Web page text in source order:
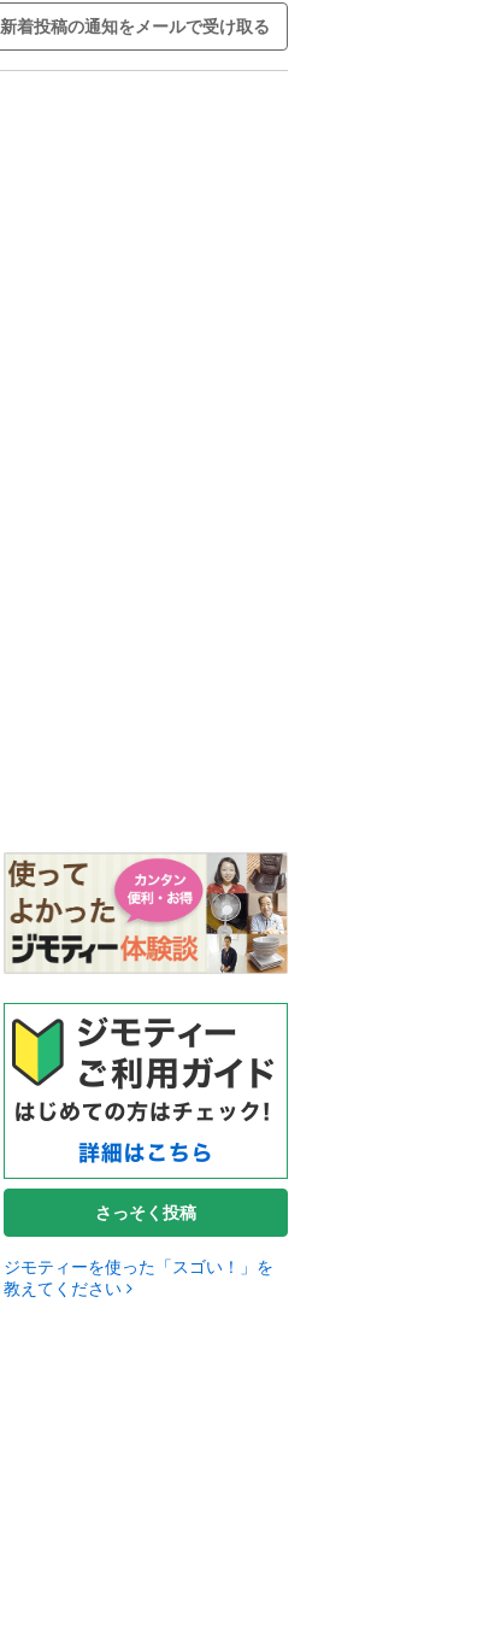
新着投稿の通知をメールで受け取る
さっそく投稿
ジモティーを使った「スゴい！」を
教えてください